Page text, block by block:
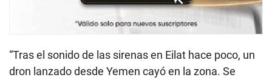
“Tras el sonido de las sirenas en Eilat hace poco, un
dron lanzado desde Yemen cayó en la zona. Se